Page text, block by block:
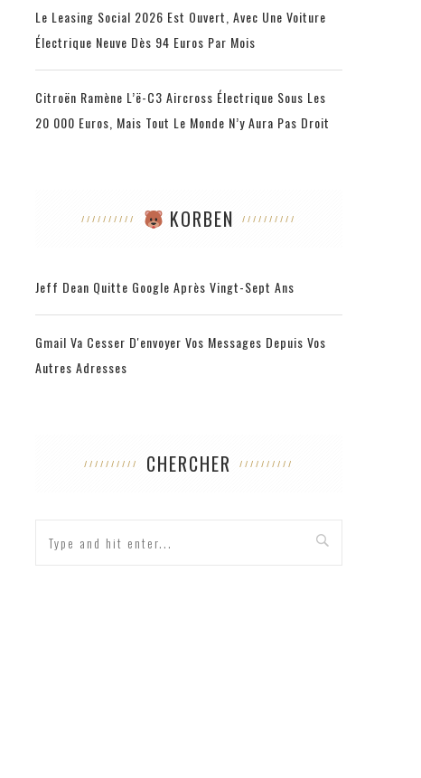
Le Leasing Social 2026 Est Ouvert, Avec Une Voiture
Électrique Neuve Dès 94 Euros Par Mois
Citroën Ramène L’ë-C3 Aircross Électrique Sous Les
20 000 Euros, Mais Tout Le Monde N’y Aura Pas Droit
KORBEN
Jeff Dean Quitte Google Après Vingt-Sept Ans
Gmail Va Cesser D'envoyer Vos Messages Depuis Vos
Autres Adresses
CHERCHER